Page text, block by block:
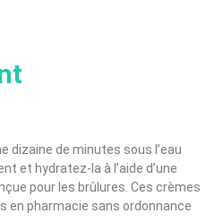
dizaine de minutes sous l’eau
et hydratez-la à l’aide d’une
pour les brûlures. Ces crèmes
en pharmacie sans ordonnance